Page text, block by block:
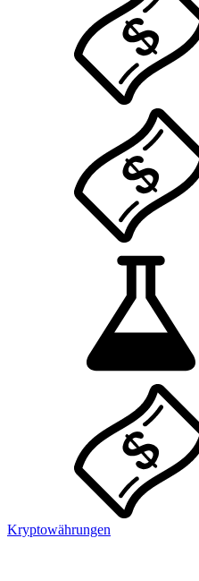
Kryptowährungen